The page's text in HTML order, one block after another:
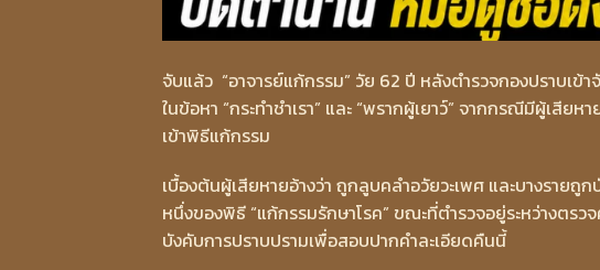
จับแล้ว “อาจารย์แก้กรรม” วัย 62 ปี หลังตำรวจกองปราบเ
ในข้อหา “กระทำชำเรา” และ “พรากผู้เยาว์” จากกรณีมีผู้เสีย
เข้าพิธีแก้กรรม
เบื้องต้นผู้เสียหายอ้างว่า ถูกลูบคลำอวัยวะเพศ และบางรายถู
หนึ่งของพิธี “แก้กรรมรักษาโรค” ขณะที่ตำรวจอยู่ระหว่างตร
บังคับการปราบปรามเพื่อสอบปากคำละเอียดคืนนี้